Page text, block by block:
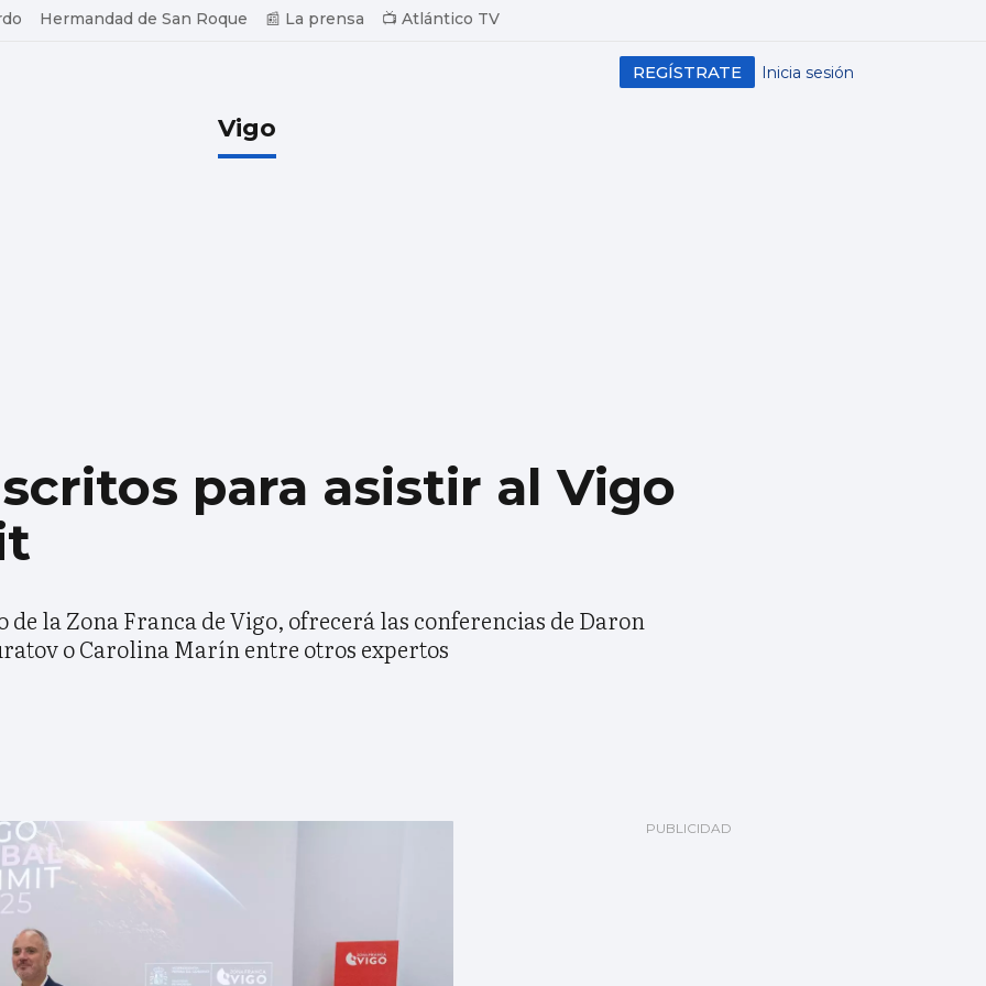
Hermandad de San Roque 📰 La prensa 📺 Atlántico TV
Inicia sesión
REGÍSTRATE
Vigo
para asistir al Vigo
la Zona Franca de Vigo, ofrecerá las conferencias de Daron
o Carolina Marín entre otros expertos